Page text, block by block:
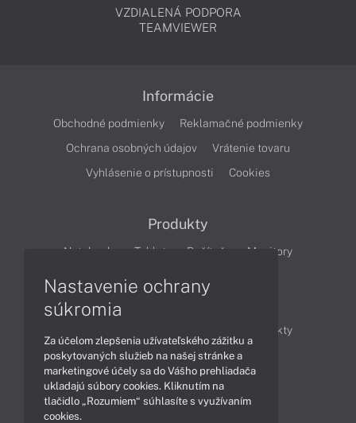
VZDIALENÁ PODPORA
TEAMVIEWER
Informácie
Obchodné podmienky
Reklamačné podmienky
Ochrana osobných údajov
Vrátenie tovaru
Vyhlásenie o prístupnosti
Cookies
Produkty
Notebooky Tablety Počítače Monitory
Produkty
Technológie
Videá
Obsah
Nastavenie ochrany
súkromia
Za účelom zlepšenia užívateľského zážitku a
poskytovaných služieb na našej stránke a
marketingové účely sa do Vášho prehliadača
ukladajú súbory cookies. Kliknutím na
tlačidlo „Rozumiem“ súhlasíte s využívaním
cookies.